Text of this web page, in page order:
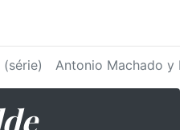
(série) Antonio Machado y